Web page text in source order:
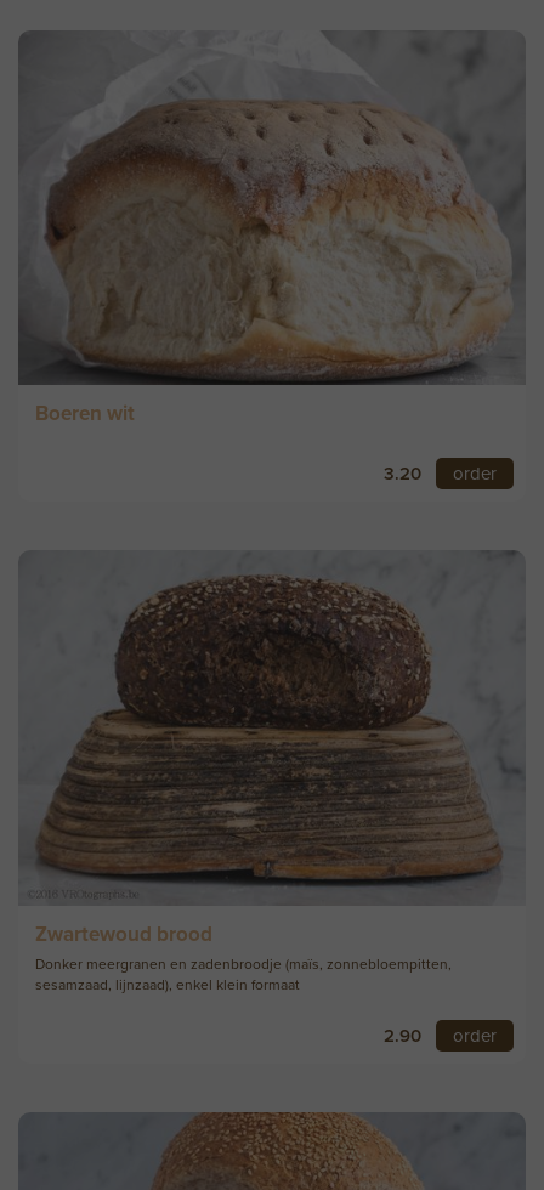
Boeren wit
3.20 order
Zwartewoud brood
Donker meergranen en zadenbroodje (maïs, zonnebloempitten,
sesamzaad, lijnzaad), enkel klein formaat
2.90 order